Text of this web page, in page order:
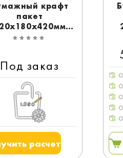
крафт
пакет
с ручками
Под заказ
расчет